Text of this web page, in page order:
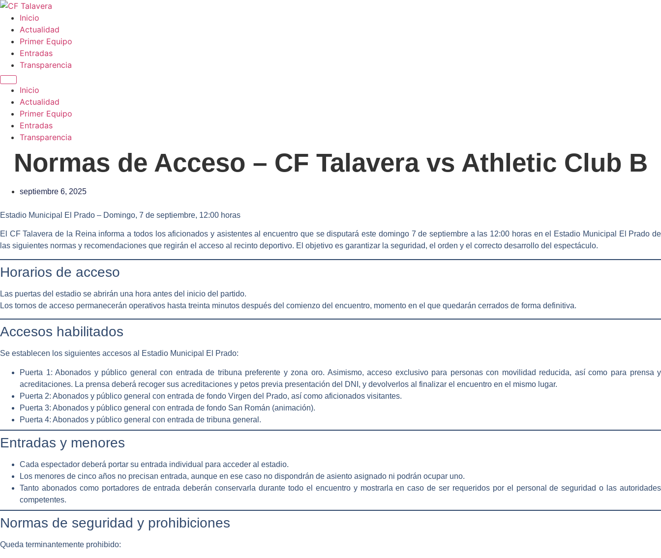
Ir
contenido
Inicio
Actualidad
Primer Equipo
Entradas
Transparencia
Inicio
Actualidad
Primer Equipo
Entradas
Transparencia
Normas de Acceso – CF Talavera vs Athletic Club B
septiembre 6, 2025
Estadio Municipal El Prado – Domingo, 7 de septiembre, 12:00 horas
El CF Talavera de la Reina informa a todos los aficionados y asistentes al encuentro que se disputará este domingo 7 de septiembre a las 12:00 horas en el Estadio Municipal El Prado de
las siguientes normas y recomendaciones que regirán el acceso al recinto deportivo. El objetivo es garantizar la seguridad, el orden y el correcto desarrollo del espectáculo.
Horarios de acceso
Las puertas del estadio se abrirán una hora antes del inicio del partido.
Los tornos de acceso permanecerán operativos hasta treinta minutos después del comienzo del encuentro, momento en el que quedarán cerrados de forma definitiva.
Accesos habilitados
Se establecen los siguientes accesos al Estadio Municipal El Prado:
Puerta 1: Abonados y público general con entrada de tribuna preferente y zona oro. Asimismo, acceso exclusivo para personas con movilidad reducida, así como para prensa y
acreditaciones. La prensa deberá recoger sus acreditaciones y petos previa presentación del DNI, y devolverlos al finalizar el encuentro en el mismo lugar.
Puerta 2: Abonados y público general con entrada de fondo Virgen del Prado, así como aficionados visitantes.
Puerta 3: Abonados y público general con entrada de fondo San Román (animación).
Puerta 4: Abonados y público general con entrada de tribuna general .
Entradas y menores
Cada espectador deberá portar su entrada individual para acceder al estadio.
Los menores de cinco años no precisan entrada, aunque en ese caso no dispondrán de asiento asignado ni podrán ocupar uno.
Tanto abonados como portadores de entrada deberán conservarla durante todo el encuentro y mostrarla en caso de ser requeridos por el personal de seguridad o las autoridades
competentes.
Normas de seguridad y prohibiciones
Queda terminantemente prohibido: